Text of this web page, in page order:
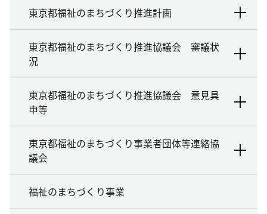
東京都福祉のまちづくり推進計画
東京都福祉のまちづくり推進協議会 審議状
況
東京都福祉のまちづくり推進協議会 意見具
申等
東京都福祉のまちづくり事業者団体等連絡協
議会
福祉のまちづくり事業